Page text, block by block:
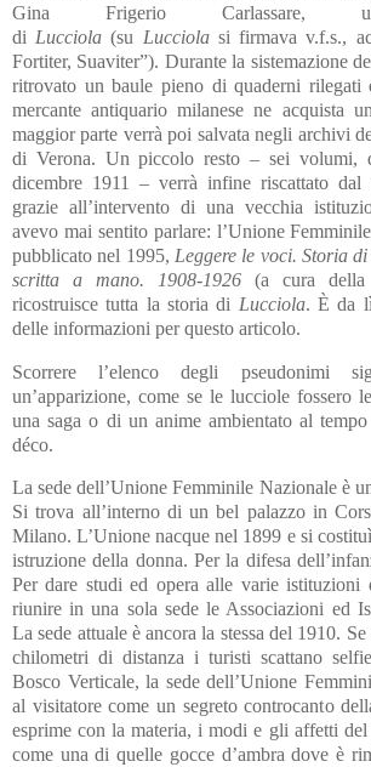
Gina Frigerio Carlassare,
di Lucciola(su Lucciolasi firmava v.f.s.,
Fortiter, Suaviter”). Durante la sistemazione
ritrovato un baule pieno di quaderni
mercante antiquario milanese ne acquista
maggior parte verrà poi salvata negli archivi
di Verona. Un piccolo resto – sei volumi,
dicembre 1911 – verrà infine riscattato dal
grazie all’intervento di una vecchia
avevo mai sentito parlare: l’Unione
pubblicato nel 1995, Leggere le voci. Storia
scritta a mano. 1908-1926 (a cura della
ricostruisce tutta la storia di Lucciola. È da
delle informazioni per questo articolo.
Scorrere l’elenco degli pseudonimi
un’apparizione, come se le lucciole fossero
una saga o di un anime ambientato al
déco.
La sede dell’Unione Femminile Nazionale è
Si trova all’interno di un bel palazzo in
Milano. L’Unione nacque nel 1899 e si
istruzione della donna. Per la difesa
Per dare studi ed opera alle varie istituzioni
riunire in una sola sede le Associazioni ed
La sede attuale è ancora la stessa del 1910.
chilometri di distanza i turisti scattano
Bosco Verticale, la sede dell’Unione
al visitatore come un segreto controcanto
esprime con la materia, i modi e gli affetti
come una di quelle gocce d’ambra dove è